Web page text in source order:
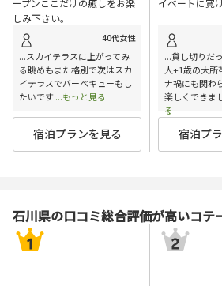
しみ下さい。
40代女性
...スカイテラスに上がってみ
る眺めもまた格別で次はスカ
イテラスでバーベキューもし
たいです ...もっと見る
宿泊プランを見る
...貸し切りだ
人+1歳の大所
ナ禍にも関わ
楽しくできま
る
宿泊プ
石川県の口コミ総合評価が高いコテ